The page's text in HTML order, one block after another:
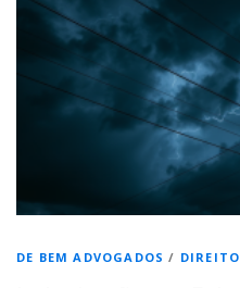
DE BEM ADVOGADOS /